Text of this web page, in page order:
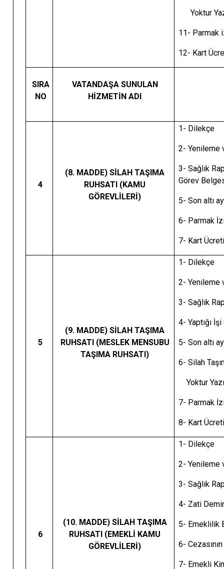
Yoktur
11- Parmak
12- Kart
SIRA
NO
VATANDAŞA SUNULAN
HİZMETİN ADI
4
(8. MADDE) SİLAH TAŞIMA
RUHSATI (KAMU
GÖREVLİLERİ)
1- Dilekçe
2- Yenileme
3-
Görev
5- Son altı
6- Parmak
7- Kart
5
(9. MADDE) SİLAH TAŞIMA
RUHSATI (MESLEK MENSUBU
TAŞIMA RUHSATI)
1- Dilekçe
2- Yenileme
3- Sağlık
4- Yaptığı
5- Son altı
6- Silah
Yoktur
7- Parmak
8- Kart
6
(10. MADDE) SİLAH TAŞIMA
RUHSATI (EMEKLİ KAMU
GÖREVLİLERİ)
1- Dilekçe
2- Yenileme
3-
4- Zati
5- Emeklilik
6-
7- Emekli